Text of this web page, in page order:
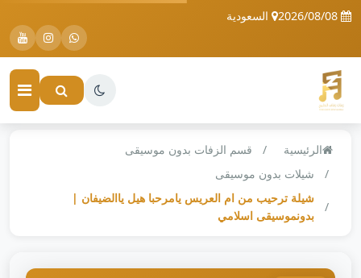
السعودية
الرئيسية
قسم الزفات بدون موسيقى
شيلات بدون موسيقى
شيلة ترحيب من ام العريس يامرحبا هيل ياالضيفان |
بدونموسيقى اسلامي